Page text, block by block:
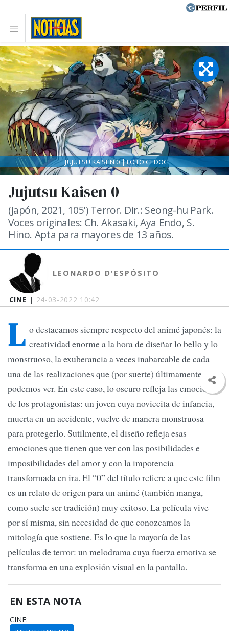
CINE | 24-03-2022 10:42
Jujutsu Kaisen 0
(Japón, 2021, 105') Terror. Dir.: Seong-hu Park.
Voces originales: Ch. Akasaki, Aya Endo, S.
Hino. Apta para mayores de 13 años.
LEONARDO D'ESPÓSITO
JUJUTSU KAISEN 0 | FOTO:CEDOC
L o destacamos siempre respecto del animé japonés: la
creatividad enorme a la hora de diseñar lo bello y lo
monstruoso, la exuberancia a veces inabarcable de cada
una de las realizaciones que (por suerte) últimamente
podemos ver. En este caso, lo oscuro refleja las emociones
de los protagonistas: un joven cuya noviecita de infancia,
muerta en un accidente, vuelve de manera monstruosa
para protegerlo. Sutilmente, el diseño refleja esas
emociones que tienen que ver con las posibilidades e
imposibilidades del amor y con la impotencia
transformada en ira. El “0” del título refiere a que este film
es un relato de origen para un animé (también manga,
como suele ser tradición) muy exitoso. La película vive
por sí misma, sin necesidad de que conozcamos la
mitología que sostiene. Es lo que la mayoría de las
películas de terror: un melodrama cuya fuerza emotiva se
transforma en una explosión visual en la pantalla.
EN ESTA NOTA
CINE: